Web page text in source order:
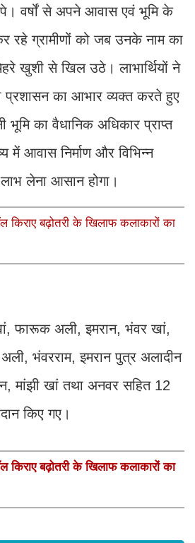
वर्षों से अपने आवास एवं भूमि के
कर रहे ग्रामीणों को जब उनके नाम का
खुशी से खिल उठे। लाभार्थियों ने
प्रशासन का आभार व्यक्त करते हुए
का वैधानिक अधिकार प्राप्त
में आवास निर्माण और विभिन्न
लेना आसान होगा।
किराए बढ़ोतरी के खिलाफ कलाकारों का
फारूक अली, इमरान, भंवर खां,
भंवरराम, इमरान पुत्र अलादीन
मांझी खां तथा अनवर सहित 12
किए गए।
किराए बढ़ोतरी के खिलाफ कलाकारों का